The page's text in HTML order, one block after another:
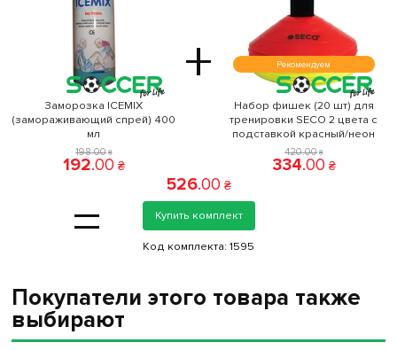
+
Заморозка ICEMIX
(замораживающий спрей) 400
мл
198.00 ₴
192.00 ₴
Рекомендуем
Набор фишек (20 шт) для
тренировки SECO 2 цвета с
подставкой красный/неон
420.00 ₴
334.00 ₴
=
526.00 ₴
Купить комплект
Код комплекта:1595
Покупатели этого товара также
выбирают